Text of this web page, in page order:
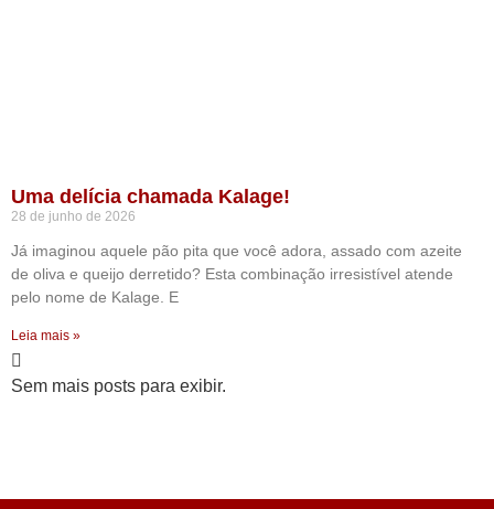
Uma delícia chamada Kalage!
28 de junho de 2026
Já imaginou aquele pão pita que você adora, assado com azeite
de oliva e queijo derretido? Esta combinação irresistível atende
pelo nome de Kalage. E
Leia mais »
Sem mais posts para exibir.